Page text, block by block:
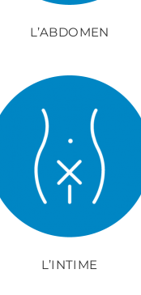
L’ABDOMEN
L’INTIME